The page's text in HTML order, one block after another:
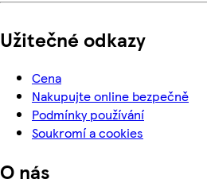
Užitečné odkazy
Cena
Nakupujte online bezpečně
Podmínky používání
Soukromí a cookies
O nás